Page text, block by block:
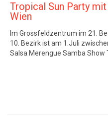
Tropical Sun Party
Wien
Im Grossfeldzentrum im 21.
10. Bezirk ist am 1.Juli
Salsa Merengue Samba Show